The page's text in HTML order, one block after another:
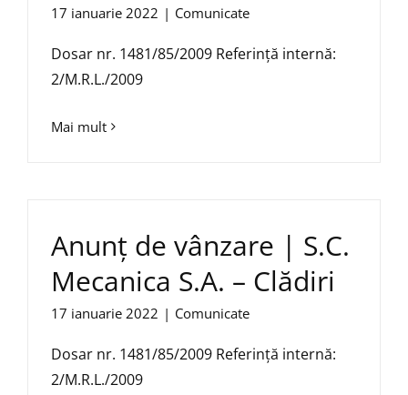
17 ianuarie 2022 | Comunicate
Dosar nr. 1481/85/2009 Referință internă:
2/M.R.L./2009
Mai mult
Anunț de vânzare | S.C.
Mecanica S.A. – Clădiri
17 ianuarie 2022 | Comunicate
Dosar nr. 1481/85/2009 Referință internă:
2/M.R.L./2009